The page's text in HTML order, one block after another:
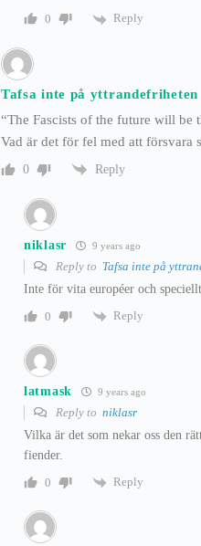
0
Reply
Tafsa inte på yttrandefriheten
“The Fascists of the future will be
Vad är det för fel med att
0 Reply
niklasr 9 years ago
Reply to Tafsa inte på
Inte för vita européer och
0
Reply
latmask 9 years ago
Reply to niklasr
Vilka är det som nekar oss den
fiender.
0
Reply